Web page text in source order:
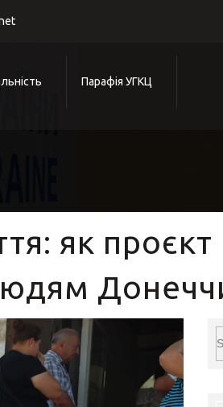
Парафія УГКЦ
як